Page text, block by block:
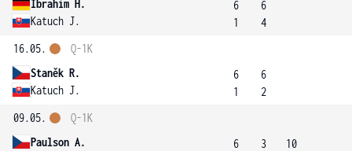
Ibrahim H.
Katuch J.
6
1
6
4
16.05.
Staněk R.
Katuch J.
Q-1K
6
1
6
2
09.05.
Paulson A.
Q-1K
6
3
10